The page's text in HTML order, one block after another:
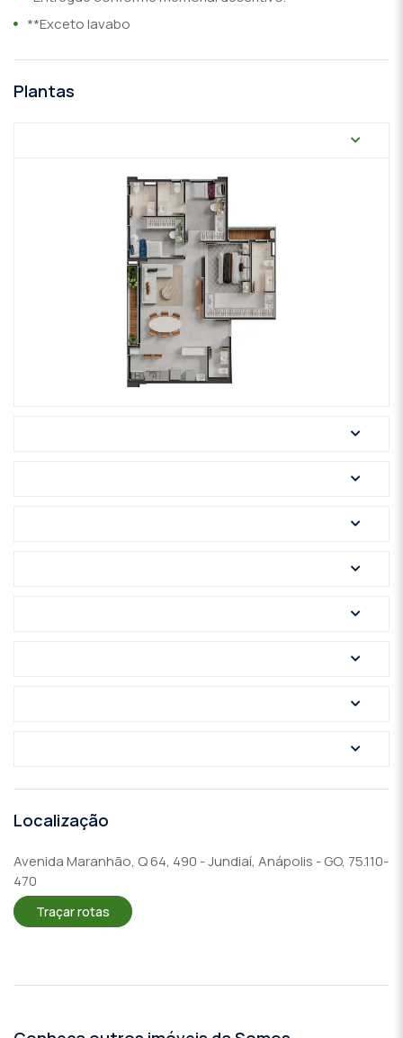
**Exceto lavabo
Plantas
Localização
Avenida Maranhão, Q 64, 490 - Jundiaí, Anápolis - GO, 75.110-
470
Traçar rotas